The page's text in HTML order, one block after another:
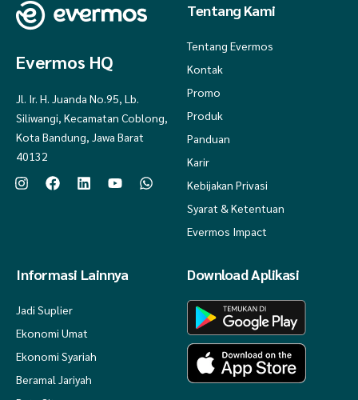
Evermos HQ
Jl. Ir. H. Juanda No.95, Lb.
Siliwangi, Kecamatan Coblong,
Kota Bandung, Jawa Barat
40132
Tentang Kami
Tentang Evermos
Kontak
Promo
Produk
Panduan
Karir
Kebijakan Privasi
Syarat & Ketentuan
Evermos Impact
Informasi Lainnya
Jadi Suplier
Ekonomi Umat
Ekonomi Syariah
Beramal Jariyah
Download Aplikasi